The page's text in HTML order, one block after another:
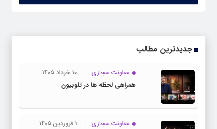
جدیدترین مطالب
معاونت مجازی
۱۰ خرداد ۱۴۰۵
همراهی لحظه ها در تلوبیون
معاونت مجازی
۱ فروردین ۱۴۰۵